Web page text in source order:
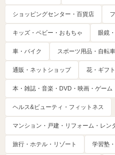
ショッピングセンター・百貨店
キッズ・ベビー・おもちゃ 眼鏡
車・バイク スポーツ用品・自転車
通販・ネットショップ 花・ギフ
本・雑誌・音楽・DVD・映画・ゲーム
ヘルス&ビューティ・フィットネス
マンション・戸建・リフォーム・レン
旅行・ホテル・リゾート 学習塾